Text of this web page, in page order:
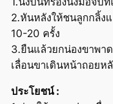
2.หันหลังให้ชนลูกกลิ้ง
10-20 ครั้ง
3.ยืนแล้วยกน่องขาพา
เลื่อนขาเดินหน้าถอยห
ประโยชน์ :